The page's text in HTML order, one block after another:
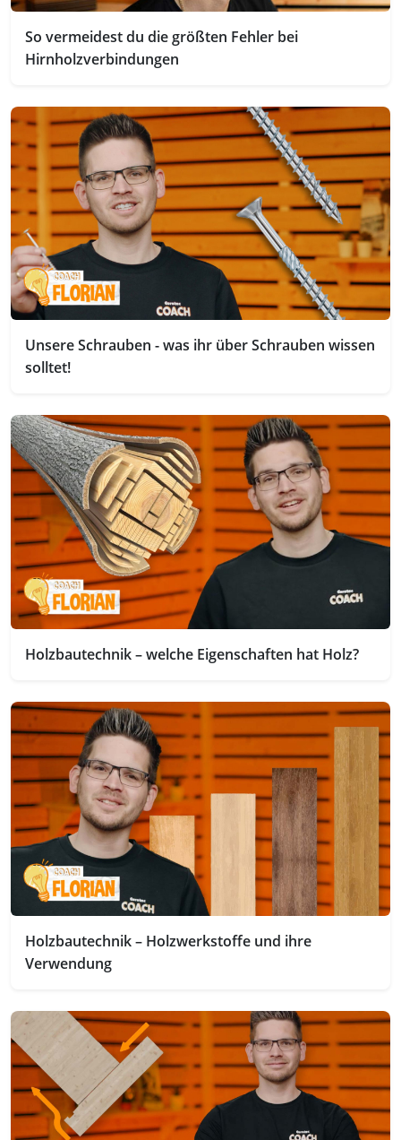
So vermeidest du die größten Fehler bei
Hirnholzverbindungen
Unsere Schrauben - was ihr über Schrauben wissen
solltet!
Holzbautechnik – welche Eigenschaften hat Holz?
Holzbautechnik – Holzwerkstoffe und ihre
Verwendung